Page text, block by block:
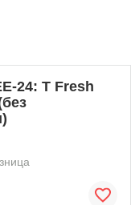
24: T Fresh